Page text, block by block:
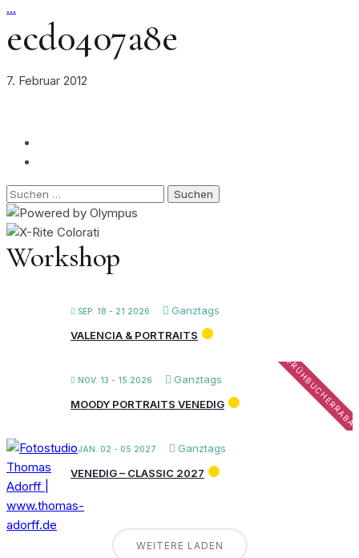
…
ecd0407a8e
7. Februar 2012
Suchen
nach:
Workshop
SEP. 18 - 21 2026
Ganztags
VALENCIA & PORTRAITS
NOV. 13 - 15 2026 Ganztags
MOODY PORTRAITS VENEDIG
JAN. 02 - 05 2027
Ganztags
VENEDIG – CLASSIC 2027
WEITERE LADEN